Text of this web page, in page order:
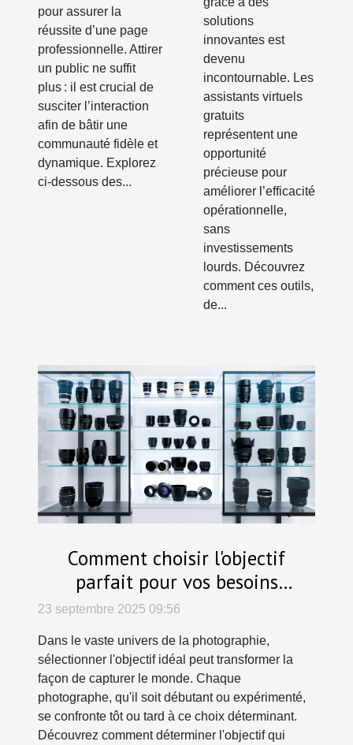
pour assurer la
réussite d’une page
professionnelle. Attirer
un public ne suffit
plus : il est crucial de
susciter l’interaction
afin de bâtir une
communauté fidèle et
dynamique. Explorez
ci-dessous des...
entreprises
solutions
innovantes est
devenu
incontournable. Les
assistants virtuels
gratuits
représentent une
opportunité
précieuse pour
améliorer l’efficacité
opérationnelle,
sans
investissements
lourds. Découvrez
comment ces outils,
de...
Comment choisir l'objectif
parfait pour vos besoins
photographiques ?
23 septembre 2025 09:56
Dans le vaste univers de la photographie,
sélectionner l'objectif idéal peut transformer la
façon de capturer le monde. Chaque
photographe, qu'il soit débutant ou expérimenté,
se confronte tôt ou tard à ce choix déterminant.
Découvrez comment déterminer l'objectif qui